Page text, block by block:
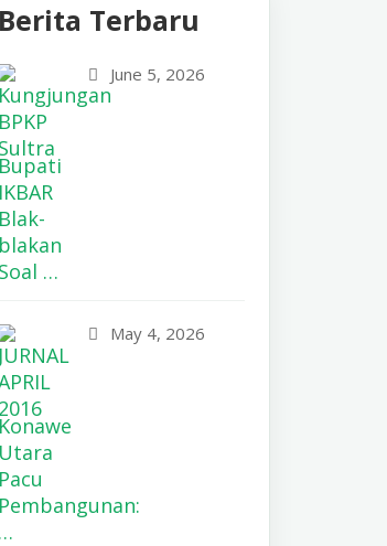
Berita Terbaru
Bupati
IKBAR
Blak-
blakan
Soal …
June 5, 2026
Konawe
Utara
Pacu
Pembangunan:
…
May 4, 2026